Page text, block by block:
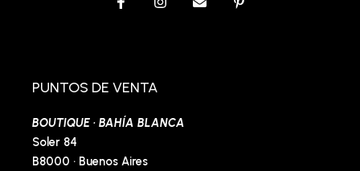
o
k
f
PUNTOS DE VENTA
BOUTIQUE · BAHÍA BLANCA
Soler 84
B8000 · Buenos Aires